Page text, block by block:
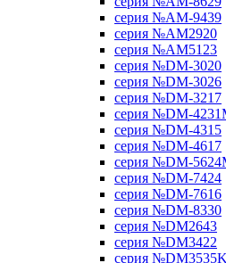
серия №AM-9439
серия №AM2920
серия №AM5123
серия №DM-3020
серия №DM-3026
серия №DM-3217
серия №DM-
серия №DM-4315
серия №DM-4617
серия №DM-
серия №DM-7424
серия №DM-7616
серия №DM-8330
серия №DM2643
серия №DM3422
серия №DM3535K